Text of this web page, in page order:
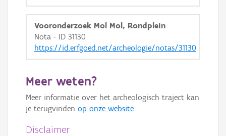
Vooronderzoek Mol Mol, Rondplein
Nota - ID 31130
https://id.erfgoed.net/archeologie/notas/31130
Meer weten?
Meer informatie over het archeologisch traject kan
je terugvinden op onze website.
Disclaimer